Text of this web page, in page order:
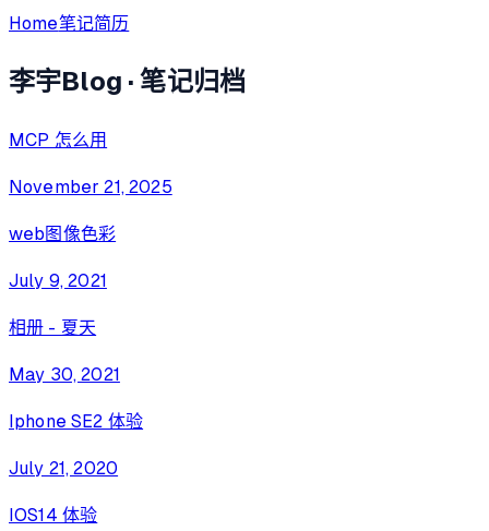
Home笔记简历
李宇Blog · 笔记归档
MCP 怎么用
November 21, 2025
web图像色彩
July 9, 2021
相册 - 夏天
May 30, 2021
Iphone SE2 体验
July 21, 2020
IOS14 体验